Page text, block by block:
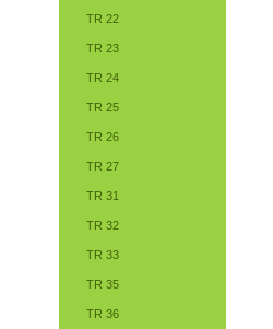
TR 22
TR 23
TR 24
TR 25
TR 26
TR 27
TR 31
TR 32
TR 33
TR 35
TR 36